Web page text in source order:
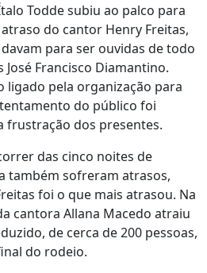
Todde subiu ao palco para
do cantor Henry Freitas,
para ser ouvidas de todo
José Francisco Diamantino.
ligado pela organização para
do público foi
frustração dos presentes.
das cinco noites de
também sofreram atrasos,
foi o que mais atrasou. Na
cantora Allana Macedo atraiu
de cerca de 200 pessoas,
do rodeio.